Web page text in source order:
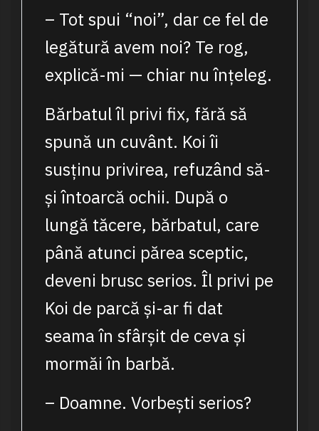
– Tot spui “noi”, dar ce fel de
legătură avem noi? Te rog,
explică-mi — chiar nu înțeleg.
Bărbatul îl privi fix, fără să
spună un cuvânt. Koi îi
susținu privirea, refuzând să-
și întoarcă ochii. După o
lungă tăcere, bărbatul, care
până atunci părea sceptic,
deveni brusc serios. Îl privi pe
Koi de parcă și-ar fi dat
seama în sfârșit de ceva și
mormăi în barbă.
– Doamne. Vorbești serios?